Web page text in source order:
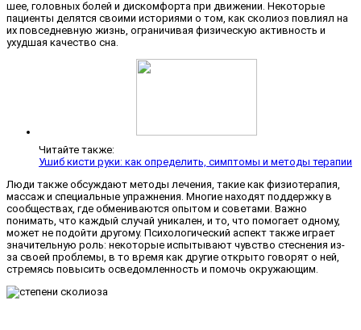
шее, головных болей и дискомфорта при движении. Некоторые
пациенты делятся своими историями о том, как сколиоз повлиял на
их повседневную жизнь, ограничивая физическую активность и
ухудшая качество сна.
Читайте также:
Ушиб кисти руки: как определить, симптомы и методы терапии
Люди также обсуждают методы лечения, такие как физиотерапия,
массаж и специальные упражнения. Многие находят поддержку в
сообществах, где обмениваются опытом и советами. Важно
понимать, что каждый случай уникален, и то, что помогает одному,
может не подойти другому. Психологический аспект также играет
значительную роль: некоторые испытывают чувство стеснения из-
за своей проблемы, в то время как другие открыто говорят о ней,
стремясь повысить осведомленность и помочь окружающим.